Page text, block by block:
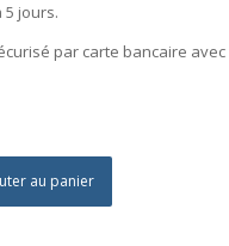
5 jours.
par carte bancaire
au panier